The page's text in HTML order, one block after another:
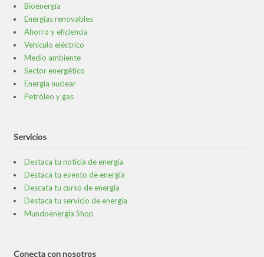
Bioenergía
Energías renovables
Ahorro y eficiencia
Vehículo eléctrico
Medio ambiente
Sector energético
Energía nuclear
Petróleo y gas
Servicios
Destaca tu noticia de energía
Destaca tu evento de energía
Descata tu curso de energía
Destaca tu servicio de energía
Mundoenergia Shop
Conecta con nosotros